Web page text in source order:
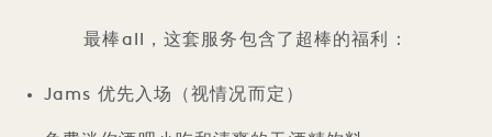
最棒all，这套服务包含了超棒的福利：
Jams 优先入场（视情况而定）